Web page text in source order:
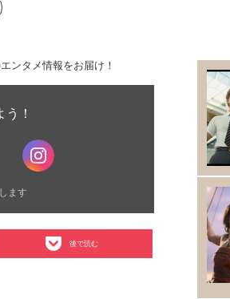
ンタメ情報をお届け！
！
ます
後で読む